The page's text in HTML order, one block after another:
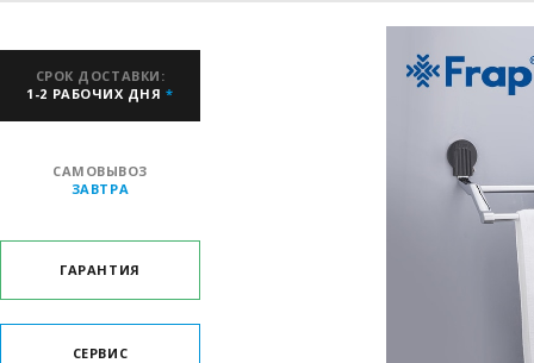
СРОК ДОСТАВКИ:
1-2 РАБОЧИХ ДНЯ*
САМОВЫВОЗ
ЗАВТРА
ГАРАНТИЯ
СЕРВИС